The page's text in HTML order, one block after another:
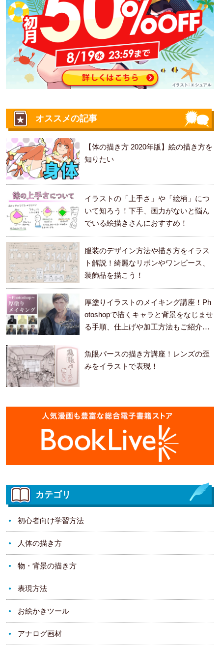
オススメの記事
【体の描き方 2020年版】絵の描き方を
知りたい
イラストの「上手さ」や「絵柄」につ
いて知ろう！下手、画力がないと悩ん
でいる絵描きさんにおすすめ！
服装のデザイン方法や描き方をイラス
ト解説！綺麗なリボンやワンピース、
装飾品を描こう！
厚塗りイラストのメイキング講座！Ph
otoshopで描くキャラと背景をなじませ
る手順、仕上げや加工方法もご紹介し
ます。
魚眼パースの描き方講座！レンズの歪
みをイラストで表現！
カテゴリ
初心者向け学習方法
人体の描き方
物・背景の描き方
表現方法
お絵かきツール
アナログ画材